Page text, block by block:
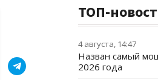
ТОП-
4 августа, 14:47
Назван самый
2026 года